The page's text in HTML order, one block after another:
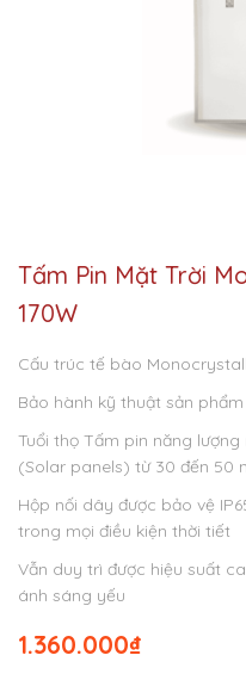
Tấm Pin Mặt Trời
170W
Cấu trúc tế bào
Bảo hành kỹ thuật sản
Tuổi thọ Tấm pin năng
(Solar panels) từ 30 đến 50
Hộp nối dây được bảo vệ
trong mọi điều kiện thời tiết
Vẫn duy trì được hiệu suất
ánh sáng yếu
₫
1.360.000